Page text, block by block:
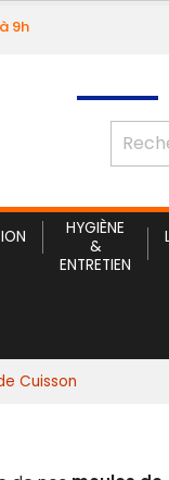
9h
HYGIÈNE
&
ENTRETIEN
Cuisson